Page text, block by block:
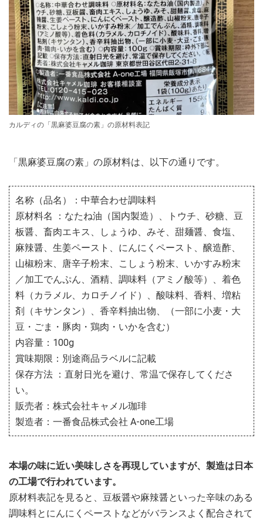
カルディの「黒麻婆豆腐の素」の原材料表記
「黒麻婆豆腐の素」の原材料は、以下の通りです。
名称（品名）：中華合わせ調味料
原材料名 ：なたね油（国内製造）、トウチ、砂糖、豆
板醤、畜肉エキス、しょうゆ、みそ、甜麺醤、食塩、
麻辣醤、生姜ペースト、にんにくペースト、醸造酢、
山椒粉末、唐辛子粉末、こしょう粉末、いかすみ粉末
／加工でんぷん、酒精、調味料（アミノ酸等）、着色
料（カラメル、カロチノイド）、酸味料、香料、増粘
剤（キサンタン）、香辛料抽出物、（一部に小麦・大
豆・ごま・豚肉・鶏肉・いかを含む）
内容量：100g
賞味期限：別途商品ラベルに記載
保存方法 ：直射日光を避け、常温で保存してくださ
い。
販売者：株式会社キャメル珈琲
製造者：一番食品株式会社 A-one工場
本場の味に近い美味しさを再現していますが、製造は日本
の工場で行われています。
原材料表記を見ると、豆板醤や麻辣醤といった辛味のある
調味料とにんにくペーストなどがバランスよく配合されて